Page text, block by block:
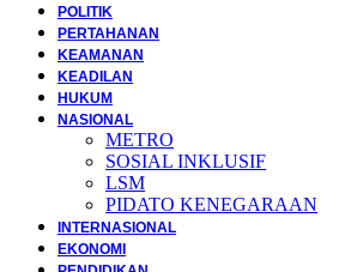
POLITIK
PERTAHANAN
KEAMANAN
KEADILAN
HUKUM
NASIONAL
METRO
SOSIAL INKLUSIF
LSM
PIDATO KENEGARAAN
INTERNASIONAL
EKONOMI